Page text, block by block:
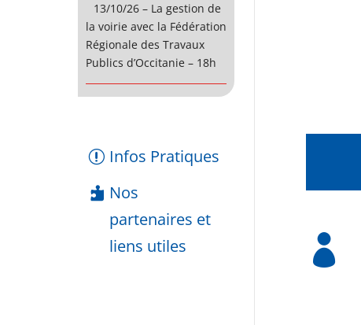
13/10/26 – La gestion de
la voirie avec la Fédération
Régionale des Travaux
Publics d’Occitanie – 18h
Infos Pratiques
Nos
partenaires et
liens utiles
